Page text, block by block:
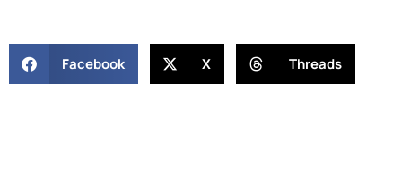
Facebook X Threads